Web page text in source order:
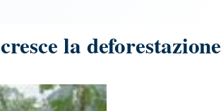
la deforestazione